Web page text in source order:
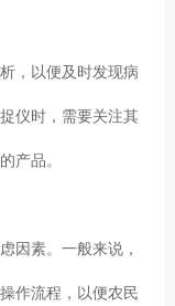
，以便及时发现病
仪时，需要关注其
产品。
因素。一般来说，
作流程，以便农民